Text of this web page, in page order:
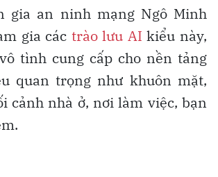
gia an ninh mạng Ngô Minh
gia các trào lưu AI kiểu này,
tình cung cấp cho nền tảng
quan trọng như khuôn mặt,
cảnh nhà ở, nơi làm việc, bạn